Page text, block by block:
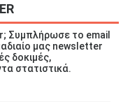
Συμπλήρωσε το email
μας newsletter
δοκιμές,
στατιστικά.